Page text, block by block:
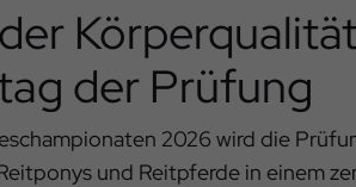
der Prüfung
2026 wird die
und Reitpferde in einem